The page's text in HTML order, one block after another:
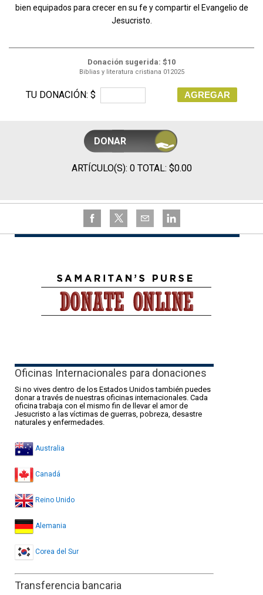
bien equipados para crecer en su fe y compartir el Evangelio de
Jesucristo.
Donación sugerida: $10
Biblias y literatura cristiana 012025
TU DONACIÓN: $ AGREGAR
DONAR
ARTÍCULO(S): 0 TOTAL: $0.00
Oficinas Internacionales para donaciones
Si no vives dentro de los Estados Unidos también puedes
donar a través de nuestras oficinas internacionales. Cada
oficina trabaja con el mismo fin de llevar el amor de
Jesucristo a las víctimas de guerras, pobreza, desastre
naturales y enfermedades.
Australia
Canadá
Reino Unido
Alemania
Corea del Sur
Transferencia bancaria